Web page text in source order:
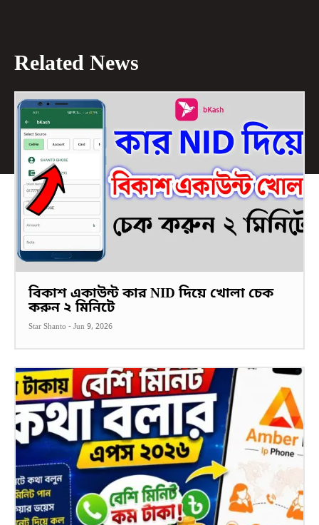
Related News
বিকাশ একাউন্ট কার NID দিয়ে খোলা চেক
করুন ২ মিনিটে
Star Shanto - Jun 9, 2026